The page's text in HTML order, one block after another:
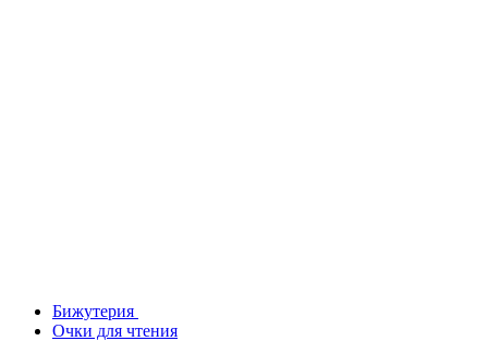
Бижутерия
Очки для чтения